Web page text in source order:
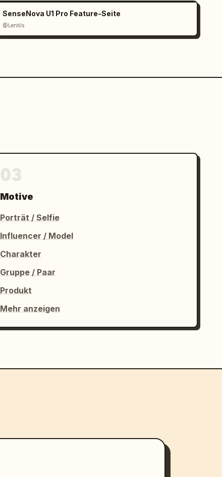
SenseNova U1 Pro Feature-Seite
@Lentils
Motive
Porträt / Selfie
Influencer / Model
Charakter
Gruppe / Paar
Produkt
Mehr anzeigen